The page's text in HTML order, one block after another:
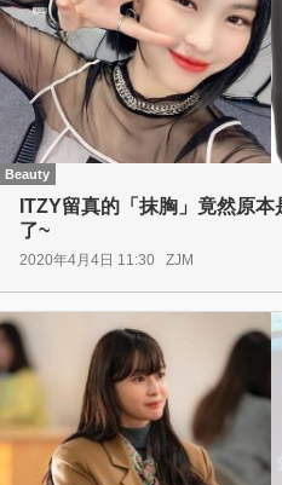
Beauty
ITZY留真的「抹胸」竟然原
了~
2020年4月4日 11:30 ZJM